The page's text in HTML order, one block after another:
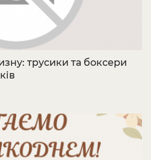
трусики та боксери